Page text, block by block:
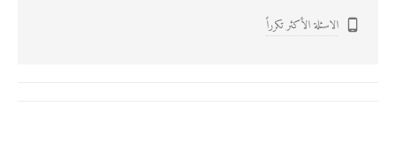
 الاسئلة الأكثر تكرراً